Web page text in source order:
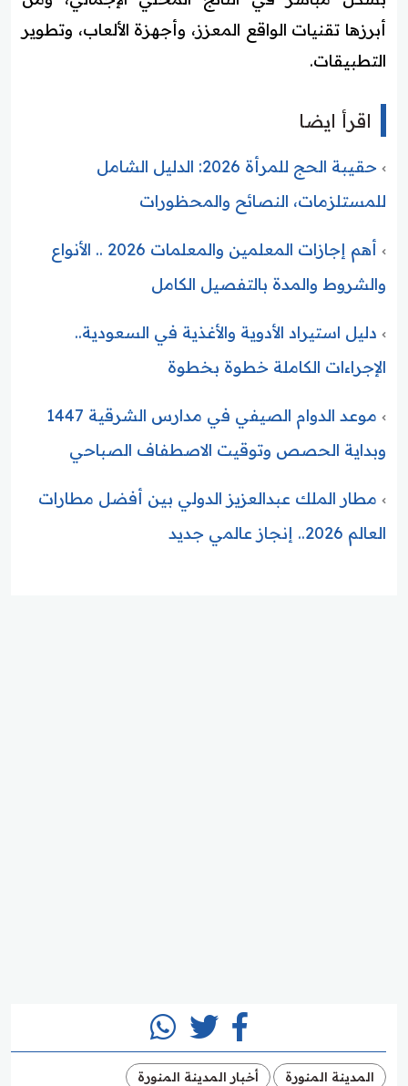
أبرزها تقنيات الواقع المعزز، وأجهزة الألعاب، وتطوير
التطبيقات.
اقرأ ايضا
حقيبة الحج للمرأة 2026: الدليل الشامل
للمستلزمات، النصائح والمحظورات
أهم إجازات المعلمين والمعلمات 2026 .. الأنواع
والشروط والمدة بالتفصيل الكامل
دليل استيراد الأدوية والأغذية في السعودية..
الإجراءات الكاملة خطوة بخطوة
موعد الدوام الصيفي في مدارس الشرقية 1447
وبداية الحصص وتوقيت الاصطفاف الصباحي
مطار الملك عبدالعزيز الدولي بين أفضل مطارات
العالم 2026.. إنجاز عالمي جديد
المدينة المنورة أخبار المدينة المنورة